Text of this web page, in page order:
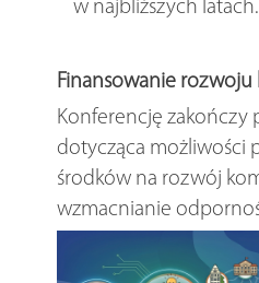
w najbliższych latach.
Finansowanie
Konferencję zakończy
dotycząca możliwości
środków na rozwój
wzmacnianie